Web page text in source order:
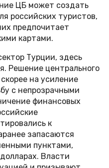
ЦБ может создать
российских туристов,
предпочитает
картами.
Турции, здесь
Решение центрального
на усиление
с непрозрачными
финансовых
к
запасаются
пунктами,
Власти